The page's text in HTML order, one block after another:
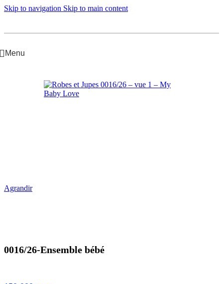
Skip to navigation Skip to main content
Menu
Agrandir
0016/26-Ensemble bébé